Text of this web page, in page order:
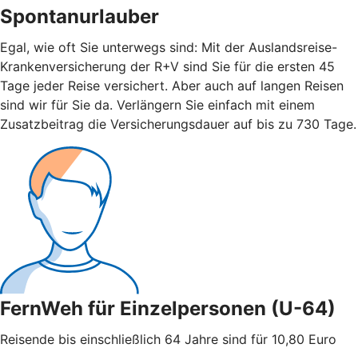
Spontanurlauber
Egal, wie oft Sie unterwegs sind: Mit der Auslandsreise-
Krankenversicherung der R+V sind Sie für die ersten 45
Tage jeder Reise versichert. Aber auch auf langen Reisen
sind wir für Sie da. Verlängern Sie einfach mit einem
Zusatzbeitrag die Versicherungsdauer auf bis zu 730 Tage.
FernWeh für Einzelpersonen (U-64)
Reisende bis einschließlich 64 Jahre sind für 10,80 Euro